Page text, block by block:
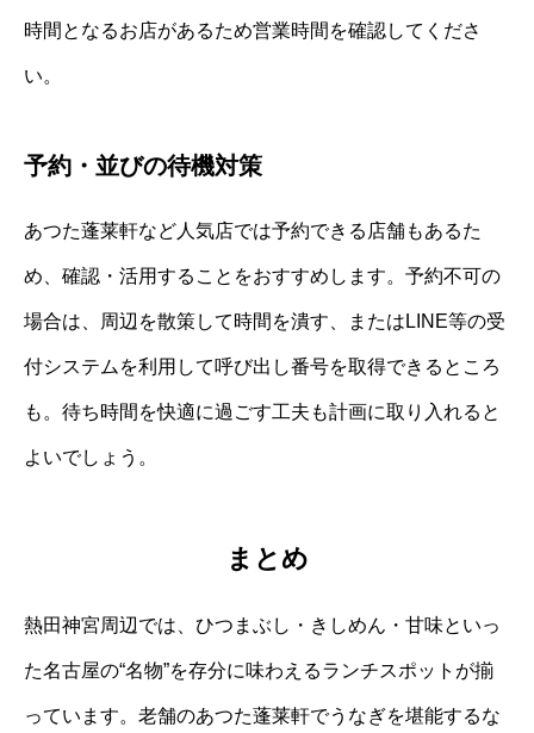
時間となるお店があるため営業時間を確認してくださ
い。
予約・並びの待機対策
あつた蓬莱軒など人気店では予約できる店舗もあるた
め、確認・活用することをおすすめします。予約不可の
場合は、周辺を散策して時間を潰す、またはLINE等の受
付システムを利用して呼び出し番号を取得できるところ
も。待ち時間を快適に過ごす工夫も計画に取り入れると
よいでしょう。
まとめ
熱田神宮周辺では、ひつまぶし・きしめん・甘味といっ
た名古屋の“名物”を存分に味わえるランチスポットが揃
っています。老舗のあつた蓬莱軒でうなぎを堪能するな